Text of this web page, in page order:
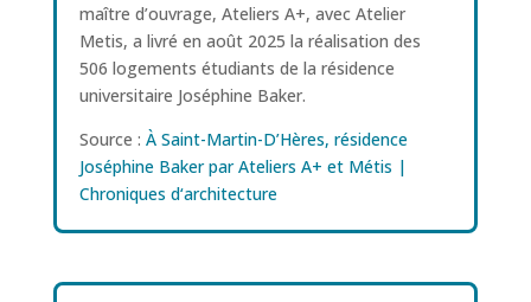
maître d’ouvrage, Ateliers A+, avec Atelier
Metis, a livré en août 2025 la réalisation des
506 logements étudiants de la résidence
universitaire Joséphine Baker.
Source : À Saint-Martin-D’Hères, résidence
Joséphine Baker par Ateliers A+ et Métis |
Chroniques d‘architecture